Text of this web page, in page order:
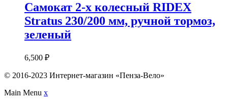
Самокат 2-х колесный RIDEX
Stratus 230/200 мм, ручной тормоз,
зеленый
6,500 ₽
© 2016-2023 Интернет-магазин «Пенза-Вело»
Main Menu x